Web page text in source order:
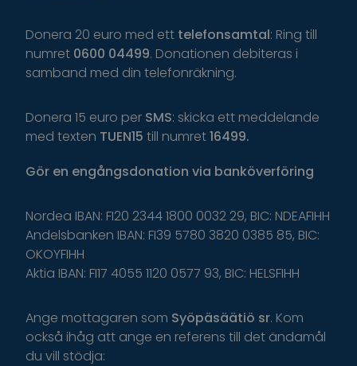
Donera 20 euro med ett telefonsamtal: Ring till
numret 0600 04499. Donationen debiteras i
samband med din telefonräkning.
Donera 15 euro per SMS: skicka ett meddelande
med texten TUEN15 till numret16499.
Gör en engångsdonation via banköverföring
Nordea IBAN: FI20 2344 1800 0032 29, BIC: NDEAFIHH
Andelsbanken IBAN: FI39 5780 3820 0385 85, BIC:
OKOYFIHH
Aktia IBAN: FI17 4055 1120 0577 93, BIC: HELSFIHH
Ange mottagaren som Syöpäsäätiö sr. Kom
också ihåg att ange en referens till det ändamål
du vill stödja: